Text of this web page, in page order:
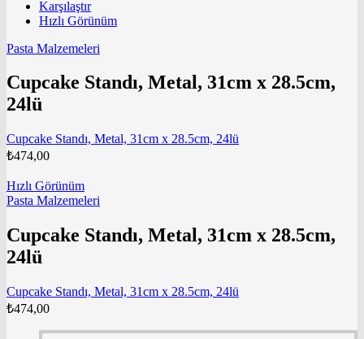
Karşılaştır
Hızlı Görünüm
Pasta Malzemeleri
Cupcake Standı, Metal, 31cm x 28.5cm,
24lü
Cupcake Standı, Metal, 31cm x 28.5cm, 24lü
₺474,00
Hızlı Görünüm
Pasta Malzemeleri
Cupcake Standı, Metal, 31cm x 28.5cm,
24lü
Cupcake Standı, Metal, 31cm x 28.5cm, 24lü
₺474,00